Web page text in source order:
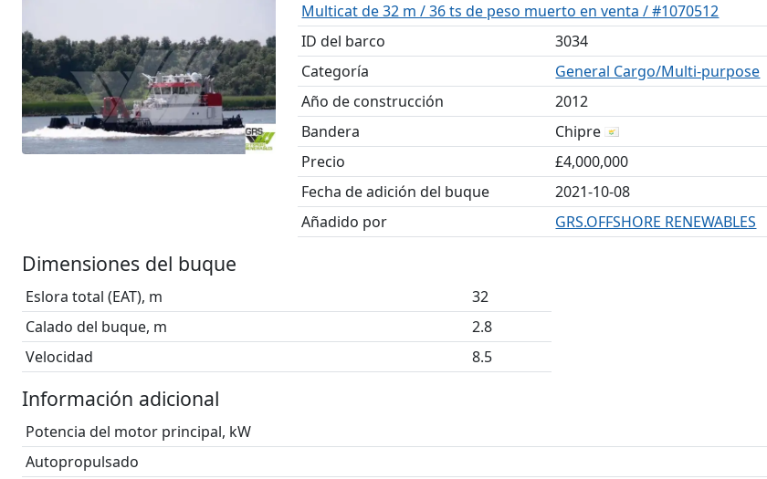
Multicat de 32 m / 36 ts de peso muerto en venta / #1070512
ID del barco
3034
Categoría
General Cargo/Multi-purpose
Año de construcción
2012
Bandera
Chipre
Precio
£4,000,000
Fecha de adición del buque
2021-10-08
Añadido por
GRS.OFFSHORE RENEWABLES
Dimensiones del buque
Eslora total (EAT), m
32
Calado del buque, m
2.8
Velocidad
8.5
Información adicional
Potencia del motor principal, kW
Autopropulsado